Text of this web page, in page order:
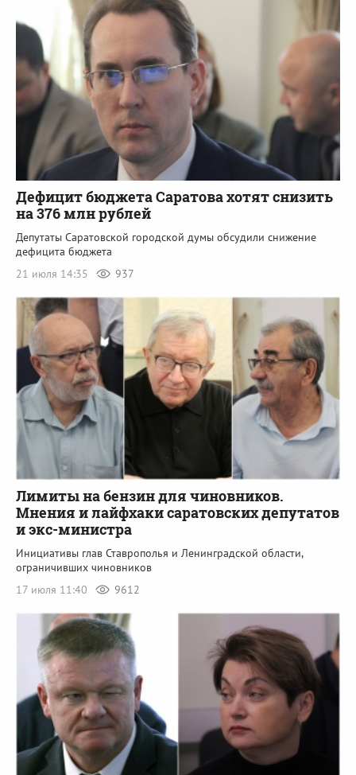
Дефицит бюджета Саратова хотят снизить
на 376 млн рублей
Депутаты Саратовской городской думы обсудили снижение
дефицита бюджета
21 июля 14:35
937
Лимиты на бензин для чиновников.
Мнения и лайфхаки саратовских депутатов
и экс-министра
Инициативы глав Ставрополья и Ленинградской области,
ограничивших чиновников
17 июля 11:40
9612